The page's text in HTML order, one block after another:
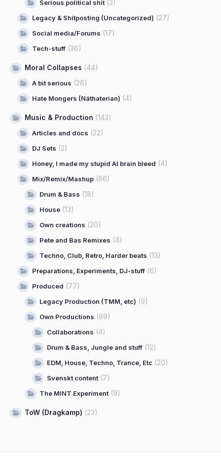
Serious political shit (3)
Legacy & Shitposting (Uncategorized) (27)
Social media/Forums (17)
Tech-stuff (36)
Moral Collapses (44)
A bit serious (26)
Hate Mongers (Näthaterian) (4)
Music & Production (143)
Articles and docs (22)
DJ Sets (2)
Honey, I made my stupid AI brain bleed (4)
Mix/Remix/Mashup (66)
Drum & Bass (18)
House (13)
Own creations (20)
Pete and Bas Remixes (4)
Techno, Club, Retro, Harder beats (13)
Preparations, Experiments, DJ-stuff (6)
Produced (77)
Legacy Production (TMM, etc) (9)
Own Productions (69)
Collaborations (4)
Drum & Bass, Jungle and stuff (12)
EDM, House, Techno, Trance, Etc (20)
Svenskt content (7)
The MINT Experiment (9)
ToW (Dragkamp) (23)